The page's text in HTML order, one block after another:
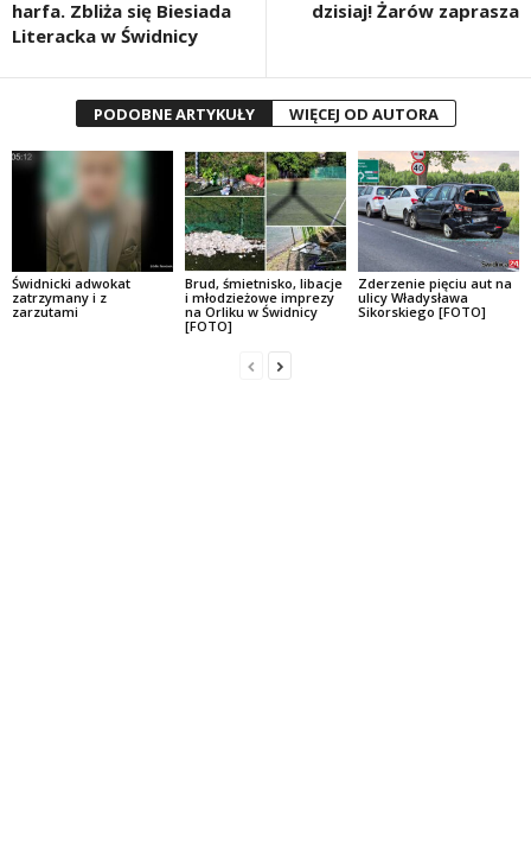
harfa. Zbliża się Biesiada
Literacka w Świdnicy
dzisiaj! Żarów zaprasza
PODOBNE ARTYKUŁY WIĘCEJ OD AUTORA
Świdnicki adwokat
zatrzymany i z
zarzutami
Brud, śmietnisko, libacje
i młodzieżowe imprezy
na Orliku w Świdnicy
[FOTO]
Zderzenie pięciu aut na
ulicy Władysława
Sikorskiego [FOTO]